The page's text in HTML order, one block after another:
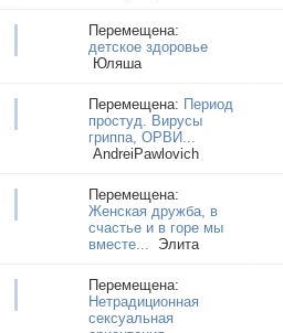
Перемещена:
детское здоровье
Юляша
Перемещена: Период
простуд. Вирусы
гриппа, ОРВИ...
AndreiPawlovich
Перемещена:
Женская дружба, в
счастье и в горе мы
вместе...
Элита
Перемещена:
Нетрадиционная
сексуальная